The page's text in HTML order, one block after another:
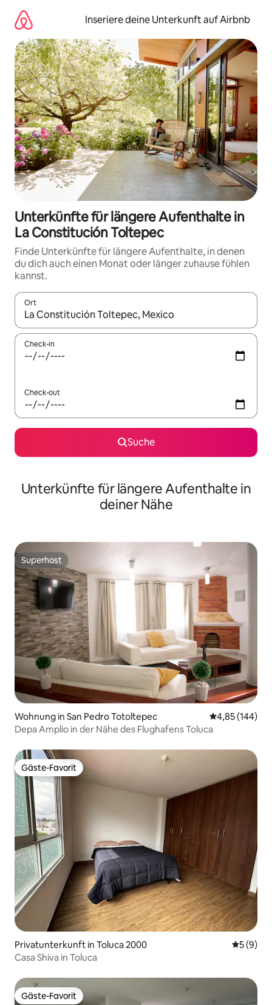
Inhalten
springen
Inseriere deine Unterkunft auf Airbnb
Unterkünfte für längere Aufenthalte in
La Constitución Toltepec
Finde Unterkünfte für längere Aufenthalte, in denen
du dich auch einen Monat oder länger zuhause fühlen
kannst.
Ort
Wenn Ergebnisse verfügbar sind, navigiere mit den
Check-in
Check-out
Suche
Unterkünfte für längere Aufenthalte in
deiner Nähe
Superhost
Superhost
Wohnung in San Pedro Totoltepec
4,85 (144)
Depa Amplio in der Nähe des Flughafens Toluca
Gäste-Favorit
Gäste-Favorit
Privatunterkunft in Toluca 2000
5 (9)
Casa Shiva in Toluca
Gäste-Favorit
Gäste-Favorit